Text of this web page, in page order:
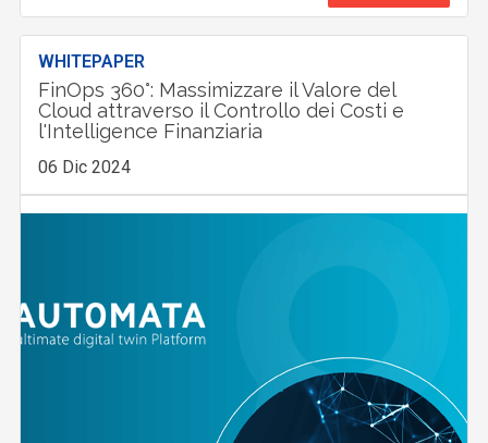
WHITEPAPER
FinOps 360°: Massimizzare il Valore del
Cloud attraverso il Controllo dei Costi e
l'Intelligence Finanziaria
06 Dic 2024